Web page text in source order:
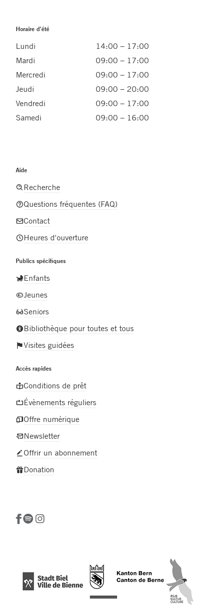
Horaire d'été
Lundi
14:00 – 17:00
Mardi
09:00 – 17:00
Mercredi
09:00 – 17:00
Jeudi
09:00 – 20:00
Vendredi
09:00 – 17:00
Samedi
09:00 – 16:00
Aide
Recherche
Questions fréquentes (FAQ)
Contact
Heures d'ouverture
Publics spécifiques
Enfants
Jeunes
Seniors
Bibliothèque pour toutes et tous
Visites guidées
Accès rapides
Conditions de prêt
Évènements réguliers
Offre numérique
Newsletter
Offrir un abonnement
Donation